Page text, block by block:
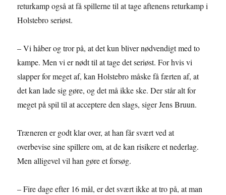
returkamp også at få spillerne til at tage aftenens returkamp i
Holstebro seriøst.
– Vi håber og tror på, at det kun bliver nødvendigt med to
kampe. Men vi er nødt til at tage det seriøst. For hvis vi
slapper for meget af, kan Holstebro måske få færten af, at
det kan lade sig gøre, og det må ikke ske. Der står alt for
meget på spil til at acceptere den slags, siger Jens Bruun.
Træneren er godt klar over, at han får svært ved at
overbevise sine spillere om, at de kan risikere et nederlag.
Men alligevel vil han gøre et forsøg.
– Fire dage efter 16 mål, er det svært ikke at tro på, at man